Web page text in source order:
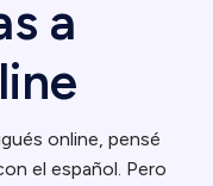
a
online, pensé
el español. Pero